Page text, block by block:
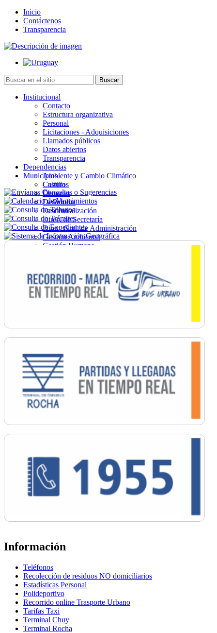
Inicio
Contáctenos
Transparencia
Institucional
Contacto
Estructura organizativa
Personal
Licitaciones - Adquisiciones
Llamados públicos
Datos abiertos
Transparencia
Dependencias
Ambiente y Cambio Climático
Cultura
Deportes
Desarrollo
Descentralización
Direc. de Secretaría
Direc. Gral. de Administración
Gestión Ambiental
Gestión Humana
Ordenamiento
Promoción Social
Salud
Secretaría General
Municipios
Castillos
Chuy
La Paloma
Lascano
Información
Teléfonos
Recolección de residuos NO domiciliarios
Estadísticas Personal
Polideportivo
Recorrido online Trasporte Urbano
Tarifas Taxi
Terminal Chuy
Terminal Rocha